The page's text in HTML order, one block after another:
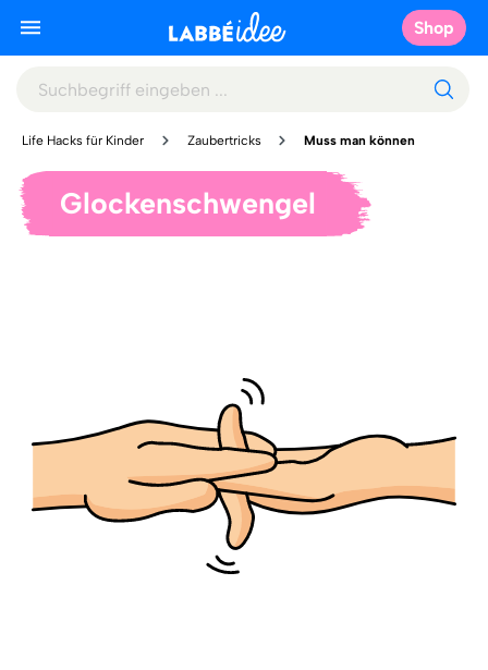
Shop
Life Hacks für Kinder Zaubertricks Muss man können
Glockenschwengel